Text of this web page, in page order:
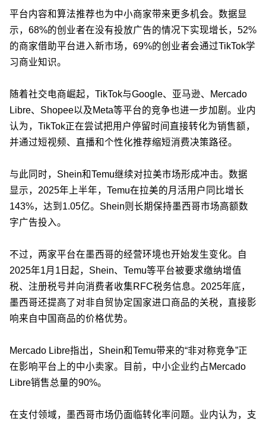
平台内容和算法推荐也为中小商家带来更多机会。数据显
示，68%的创业者在没有投放广告的情况下实现增长，52%
的商家借助平台进入新市场，69%的创业者会通过TikTok学
习商业知识。
随着社交电商崛起，TikTok与Google、亚马逊、Mercado
Libre、Shopee以及Meta等平台的竞争也进一步加剧。业内
认为，TikTok正在尝试把用户停留时间直接转化为销售额，
并通过短视频、直播和个性化推荐缩短消费决策路径。
与此同时，Shein和Temu继续对拉美市场形成冲击。数据
显示，2025年上半年，Temu在拉美的月活用户同比增长
143%，达到1.05亿。Shein则长期保持墨西哥市场高额数
字广告投入。
不过，两家平台在墨西哥的经营环境也开始发生变化。自
2025年1月1日起，Shein、Temu等平台被要求缴纳增值
税、注册税号并向消费者收集RFC税务信息。2025年底，
墨西哥还提高了对非自贸协定国家进口商品的关税，直接影
响来自中国商品的价格优势。
Mercado Libre指出，Shein和Temu带来的“非对称竞争”正
在影响平台上的中小卖家。目前，中小企业约占Mercado
Libre销售总量的90%。
在支付领域，墨西哥市场仍面临转化率问题。业内认为，支